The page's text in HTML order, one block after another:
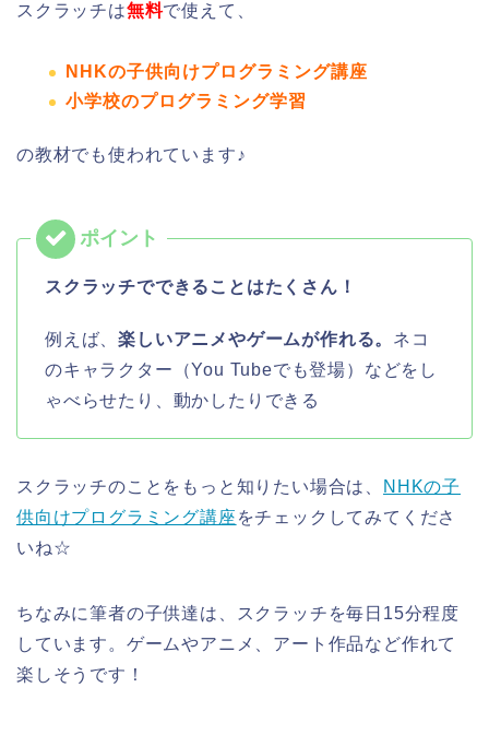
スクラッチは無料で使えて、
NHKの子供向けプログラミング講座
小学校のプログラミング学習
の教材でも使われています♪
スクラッチでできることはたくさん！
例えば、楽しいアニメやゲームが作れる。 ネコ
のキャラクター（You Tubeでも登場）などをし
ゃべらせたり、動かしたりできる
スクラッチのことをもっと知りたい場合は、
NHKの子
供向けプログラミング講座 をチェックしてみてくださ
いね☆
ちなみに筆者の子供達は、スクラッチを毎日15分程度
しています。ゲームやアニメ、アート作品など作れて
楽しそうです！